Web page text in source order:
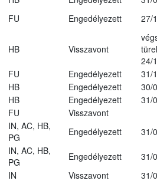
FU Engedélyezett 27/
HB Visszavont
24/
FU Engedélyezett
31/
HB Engedélyezett
30/
HB Engedélyezett
31/
FU
Visszavont
IN, AC, HB,
PG
Engedélyezett
31/
IN, AC, HB,
PG
Engedélyezett
31/
IN Visszavont
31/